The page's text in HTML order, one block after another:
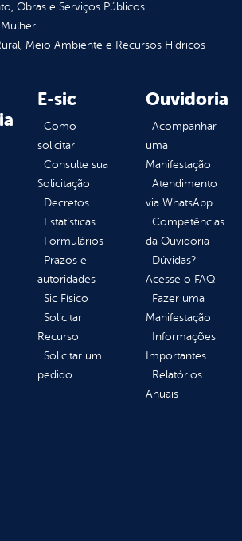
Obras e Serviços Públicos
Mulher
Meio Ambiente e Recursos Hídricos
E-sic
Como
solicitar
Consulte sua
Solicitação
Decretos
Estatísticas
Formulários
Prazos e
autoridades
Sic Físico
Solicitar
Recurso
Solicitar um
pedido
Ouvidoria
Acompanhar
uma
Manifestação
Atendimento
via WhatsApp
Competências
da Ouvidoria
Dúvidas?
Acesse o FAQ
Fazer uma
Manifestação
Informações
Importantes
Relatórios
Anuais